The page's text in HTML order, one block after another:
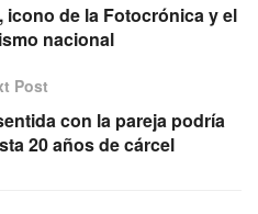
icono de la Fotocrónica y el
nacional
Post
con la pareja podría
20 años de cárcel